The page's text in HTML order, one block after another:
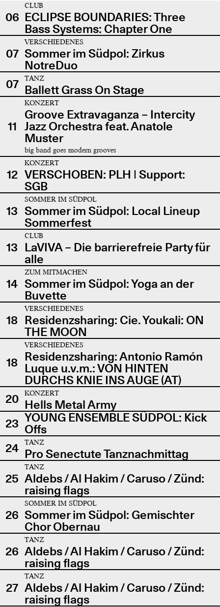
06
CLUB
ECLIPSE BOUNDARIES: Three
Bass Systems: Chapter One
07
VERSCHIEDENES
Sommer im Südpol: Zirkus
NotreDuo
07
TANZ
Ballett Grass On Stage
11
KONZERT
Groove Extravaganza – Intercity
Jazz Orchestra feat. Anatole
Muster
big band goes modern grooves
12
KONZERT
VERSCHOBEN: PLH | Support:
SGB
13
SOMMER IM SÜDPOL
Sommer im Südpol: Local Lineup
Sommerfest
13
CLUB
LaVIVA – Die barrierefreie Party für
alle
14
ZUM MITMACHEN
Sommer im Südpol: Yoga an der
Buvette
18
VERSCHIEDENES
Residenzsharing: Cie. Youkali: ON
THE MOON
18
VERSCHIEDENES
Residenzsharing: Antonio Ramón
Luque u.v.m.: VON HINTEN
DURCHS KNIE INS AUGE (AT)
20
KONZERT
Hells Metal Army
23 YOUNG ENSEMBLE SÜDPOL: Kick
Offs
24
TANZ
Pro Senectute Tanznachmittag
25
TANZ
Aldebs / Al Hakim / Caruso / Zünd:
raising flags
26
SOMMER IM SÜDPOL
Sommer im Südpol: Gemischter
Chor Obernau
26
TANZ
Aldebs / Al Hakim / Caruso / Zünd:
raising flags
27
TANZ
Aldebs / Al Hakim / Caruso / Zünd:
raising flags